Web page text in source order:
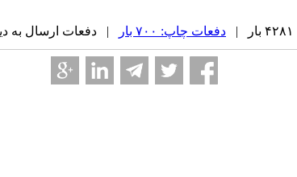
دفعات چاپ: ۷۰۰ بار | دفعات ارسال به